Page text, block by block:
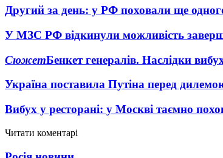
Другий за день: у РФ поховали ще
У МЗС РФ відкинули можливість
СюжетБенкет генералів. Наслідки
Україна поставила Путіна перед
Вибух у ресторані: у Москві таємно
Читати коментарі